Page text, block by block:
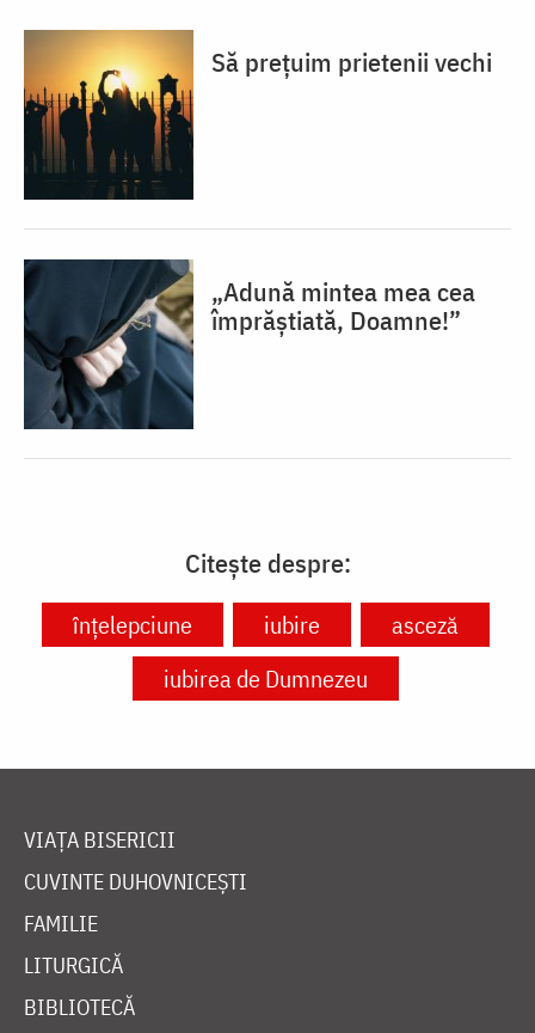
Să prețuim prietenii vechi
„Adună mintea mea cea
împrăștiată, Doamne!”
Citește despre:
înțelepciune iubire
asceză
iubirea de Dumnezeu
VIAȚA BISERICII
CUVINTE DUHOVNICEȘTI
FAMILIE
LITURGICĂ
BIBLIOTECĂ